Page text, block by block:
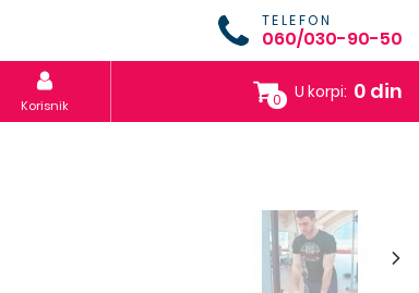
TELEFON
060/030-90-50
Korisnik 0 U korpi: 0 din